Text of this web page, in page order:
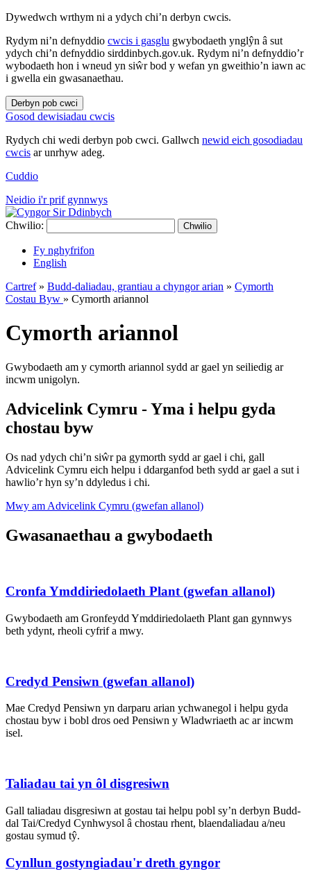
Dywedwch wrthym ni a ydych chi’n derbyn cwcis.
Rydym ni’n defnyddio cwcis i gasglu gwybodaeth ynglŷn â sut
ydych chi’n defnyddio sirddinbych.gov.uk. Rydym ni’n defnyddio’r
wybodaeth hon i wneud yn siŵr bod y wefan yn gweithio’n iawn ac
i gwella ein gwasanaethau.
Derbyn pob cwci
Gosod dewisiadau cwcis
Rydych chi wedi derbyn pob cwci. Gallwch newid eich gosodiadau
cwcis ar unrhyw adeg.
Cuddio
Neidio i'r prif gynnwys
Chwilio: Chwilio
Fy nghyfrifon
English
Cartref» Budd-daliadau, grantiau a chyngor arian » Cymorth
Costau Byw » Cymorth ariannol
Cymorth ariannol
Gwybodaeth am y cymorth ariannol sydd ar gael yn seiliedig ar
incwm unigolyn.
Advicelink Cymru - Yma i helpu gyda
chostau byw
Os nad ydych chi’n siŵr pa gymorth sydd ar gael i chi, gall
Advicelink Cymru eich helpu i ddarganfod beth sydd ar gael a sut i
hawlio’r hyn sy’n ddyledus i chi.
Mwy am Advicelink Cymru (gwefan allanol)
Gwasanaethau a gwybodaeth
Cronfa Ymddiriedolaeth Plant (gwefan allanol)
Gwybodaeth am Gronfeydd Ymddiriedolaeth Plant gan gynnwys
beth ydynt, rheoli cyfrif a mwy.
Credyd Pensiwn (gwefan allanol)
Mae Credyd Pensiwn yn darparu arian ychwanegol i helpu gyda
chostau byw i bobl dros oed Pensiwn y Wladwriaeth ac ar incwm
isel.
Taliadau tai yn ôl disgresiwn
Gall taliadau disgresiwn at gostau tai helpu pobl sy’n derbyn Budd-
dal Tai/Credyd Cynhwysol â chostau rhent, blaendaliadau a/neu
gostau symud tŷ.
Cynllun gostyngiadau'r dreth gyngor